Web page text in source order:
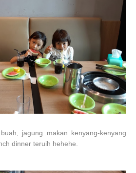
jagung..makan kenyang-kenyang
dinner teruih hehehe.